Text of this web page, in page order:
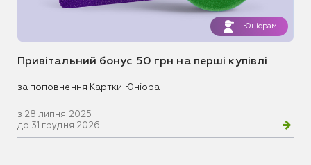
Юніорам
Привітальний бонус 50 грн на перші купівлі
за поповнення Картки Юніора
з 28 липня 2025
до 31 грудня 2026